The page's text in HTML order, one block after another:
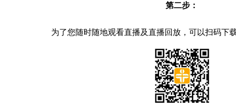
第二步：
为了您随时随地观看直播及直播回放，可以扫码下